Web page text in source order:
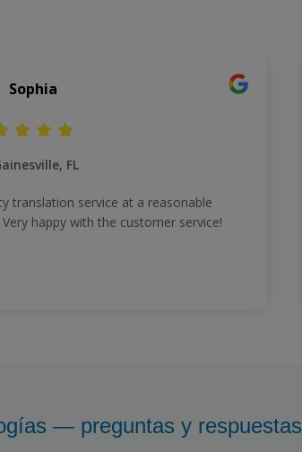
Sophia
FL
translation service at a reasonable
Very happy with the customer service!
— preguntas y respuestas